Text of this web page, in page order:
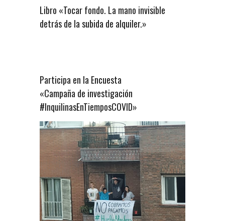
Libro «Tocar fondo. La mano invisible
detrás de la subida de alquiler.»
Participa en la Encuesta
«Campaña de investigación
#InquilinasEnTiemposCOVID»